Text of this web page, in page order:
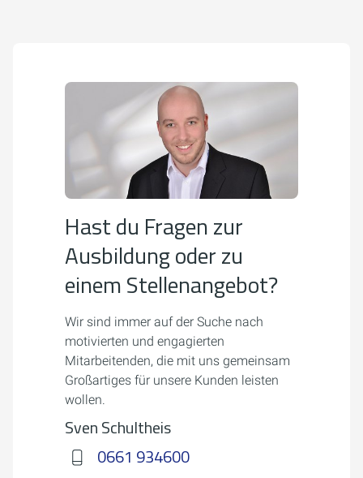
Hast du Fragen zur
Ausbildung oder zu
einem Stellenangebot?
Wir sind immer auf der Suche nach
motivierten und engagierten
Mitarbeitenden, die mit uns gemeinsam
Großartiges für unsere Kunden leisten
wollen.
Sven Schultheis
0661 934600